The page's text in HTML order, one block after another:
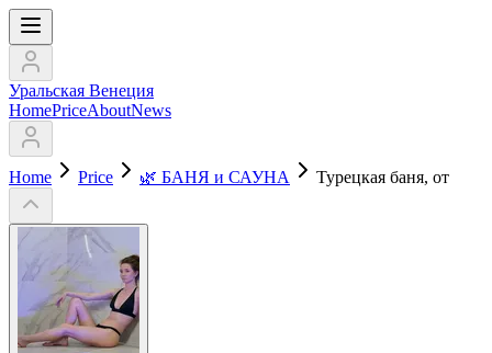
Уральская Венеция
HomePriceAboutNews
Home Price 🌿 БАНЯ и САУНА Турецкая баня, от